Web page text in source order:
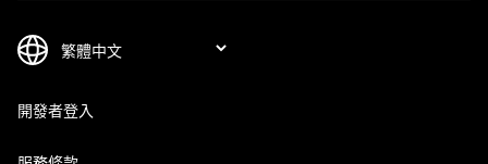
開發者登入